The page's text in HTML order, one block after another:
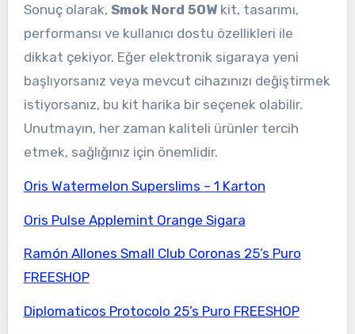
Sonuç olarak, Smok Nord 50Wkit, tasarımı,
performansı ve kullanıcı dostu özellikleri ile
dikkat çekiyor. Eğer elektronik sigaraya yeni
başlıyorsanız veya mevcut cihazınızı değiştirmek
istiyorsanız, bu kit harika bir seçenek olabilir.
Unutmayın, her zaman kaliteli ürünler tercih
etmek, sağlığınız için önemlidir.
Oris Watermelon Superslims – 1 Karton
Oris Pulse Applemint Orange Sigara
Ramón Allones Small Club Coronas 25’s Puro
FREESHOP
Diplomaticos Protocolo 25’s Puro FREESHOP